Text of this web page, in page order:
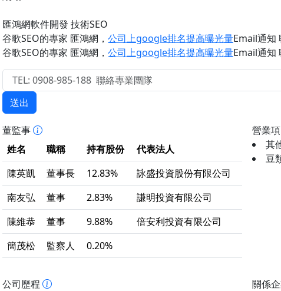
匯鴻網軟件開發 技術SEO
谷歌SEO的專家 匯鴻網 ， 公司上google排名提高曝光量Email通知
谷歌SEO的專家 匯鴻網 ， 公司上google排名提高曝光量Email通知
送出
董監事
姓名
職稱 持有股份
代表法人
陳英凱
董事長 12.83%
詠盛投資股份有限公司
南友弘
董事 2.83%
謙明投資有限公司
陳維恭
董事 9.88%
倍安利投資有限公司
簡茂松
監察人 0.20%
營業
其
豆
公司歷程
關係